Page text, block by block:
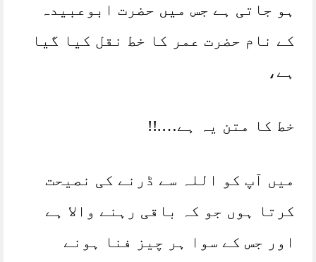
ہو جاتی ہے جس میں حضرت ابوعبیدہ
کے نام حضرت عمر کا خط نقل کیا گیا
ہے،
خط کا متن یہ ہے….!!
میں آپ کو اللہ سے ڈرنے کی نصیحت
کرتا ہوں جو کہ باقی رہنے والا ہے
اور جس کے سوا ہر چیز فنا ہونے